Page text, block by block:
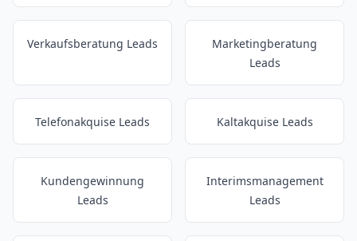
Verkaufsberatung Leads
Marketingberatung
Leads
Telefonakquise Leads Kaltakquise Leads
Kundengewinnung
Leads
Interimsmanagement
Leads